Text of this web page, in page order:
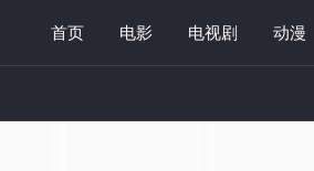
首页 电影 电视剧 动漫